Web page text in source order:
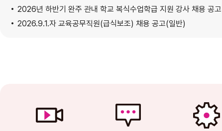
2026년 하반기 완주 관내 학교 복식수업학급 지원 강사 채용 공고
2026.9.1.자 교육공무직원(급식보조) 채용 공고(일반)